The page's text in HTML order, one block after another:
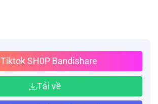
Tiktok SH0P Bandishare
Tải về